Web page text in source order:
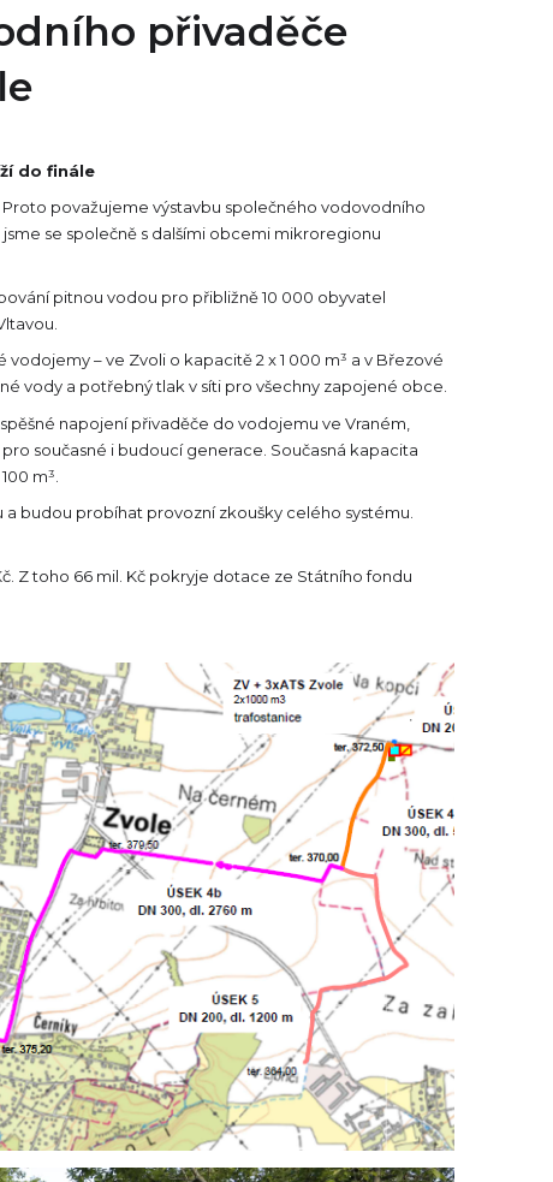
přivaděče
do finále
považujeme výstavbu společného vodovodního
se společně s dalšími obcemi mikroregionu
pitnou vodou pro přibližně 10 000 obyvatel
– ve Zvoli o kapacitě 2 x 1 000 m³ a v Březové
vody a potřebný tlak v síti pro všechny zapojené obce.
napojení přivaděče do vodojemu ve Vraném,
současné i budoucí generace. Současná kapacita
m³.
budou probíhat provozní zkoušky celého systému.
Z toho 66 mil. Kč pokryje dotace ze Státního fondu